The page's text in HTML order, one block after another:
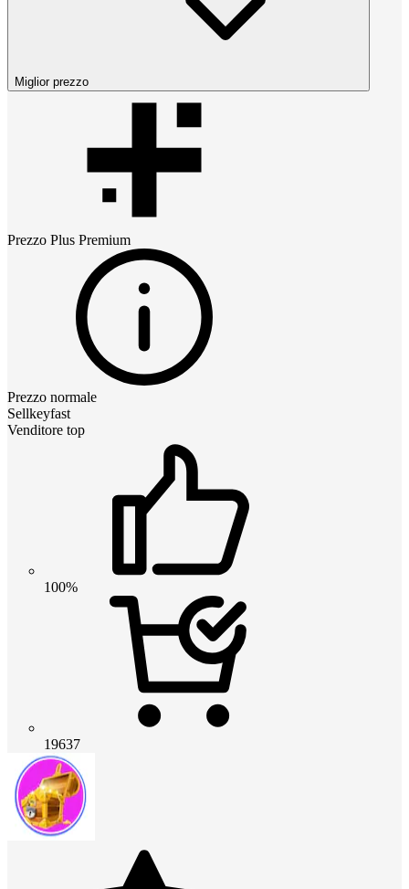
Miglior prezzo
Prezzo Plus Premium
Prezzo normale
Sellkeyfast
Venditore top
100%
19637